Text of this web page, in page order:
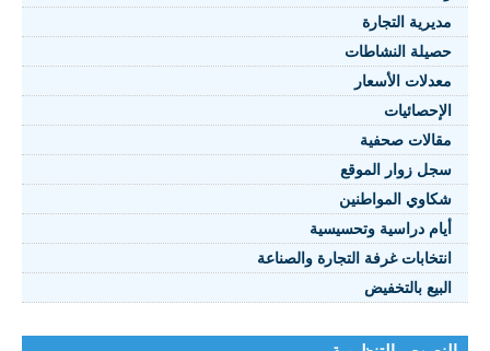
النصوص 2021
FRANÇAIS
مديرية التجارة
حصيلة النشاطات
معدلات الأسعار
الإحصائيات
مقالات صحفية
سجل زوار الموقع
شكاوي المواطنين
أيام دراسية وتحسيسية
انتخابات غرفة التجارة والصناعة
البيع بالتخفيض